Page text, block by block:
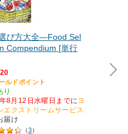
び方大全―Food Sel
Compendium [単行
ルドポイント
り
8月12日水曜日までにヨ
エクストリームサービス
届け
（3）
￥